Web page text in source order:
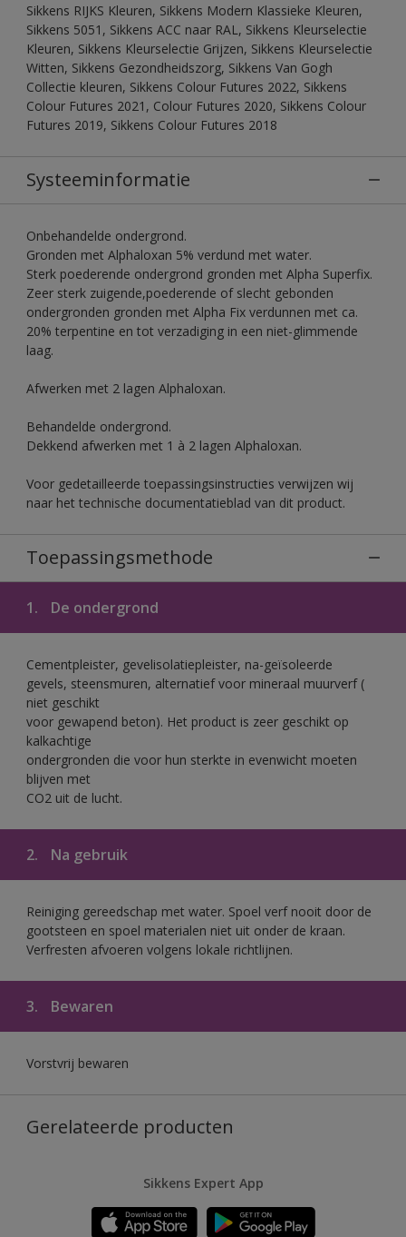
Sikkens RIJKS Kleuren, Sikkens Modern Klassieke Kleuren,
Sikkens 5051, Sikkens ACC naar RAL, Sikkens Kleurselectie
Kleuren, Sikkens Kleurselectie Grijzen, Sikkens Kleurselectie
Witten, Sikkens Gezondheidszorg, Sikkens Van Gogh
Collectie kleuren, Sikkens Colour Futures 2022, Sikkens
Colour Futures 2021, Colour Futures 2020, Sikkens Colour
Futures 2019, Sikkens Colour Futures 2018
Systeeminformatie
Onbehandelde ondergrond.
Gronden met Alphaloxan 5% verdund met water.
Sterk poederende ondergrond gronden met Alpha Superfix.
Zeer sterk zuigende,poederende of slecht gebonden
ondergronden gronden met Alpha Fix verdunnen met ca.
20% terpentine en tot verzadiging in een niet-glimmende
laag.
Afwerken met 2 lagen Alphaloxan.
Behandelde ondergrond.
Dekkend afwerken met 1 à 2 lagen Alphaloxan.
Voor gedetailleerde toepassingsinstructies verwijzen wij
naar het technische documentatieblad van dit product.
Toepassingsmethode
1. De ondergrond
Cementpleister, gevelisolatiepleister, na-geïsoleerde
gevels, steensmuren, alternatief voor mineraal muurverf (
niet geschikt
voor gewapend beton). Het product is zeer geschikt op
kalkachtige
ondergronden die voor hun sterkte in evenwicht moeten
blijven met
CO2 uit de lucht.
2. Na gebruik
Reiniging gereedschap met water. Spoel verf nooit door de
gootsteen en spoel materialen niet uit onder de kraan.
Verfresten afvoeren volgens lokale richtlijnen.
3. Bewaren
Vorstvrij bewaren
Gerelateerde producten
Sikkens Expert App